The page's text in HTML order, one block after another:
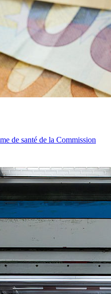
de santé de la Commission